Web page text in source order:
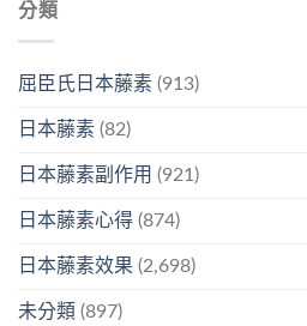
分類
屈臣氏日本藤素 (913)
日本藤素 (82)
日本藤素副作用 (921)
日本藤素心得 (874)
日本藤素效果 (2,698)
未分類 (897)